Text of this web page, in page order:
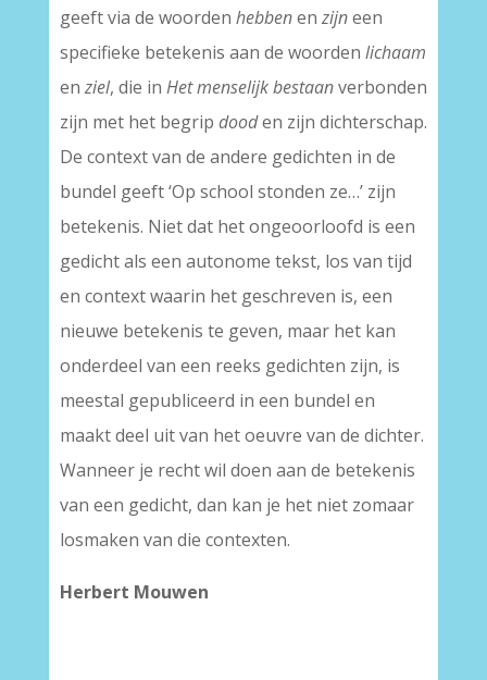
geeft via de woorden hebbenen zijneen
specifieke betekenis aan de woorden lichaam
en ziel, die in Het menselijk bestaanverbonden
zijn met het begrip dooden zijn dichterschap.
De context van de andere gedichten in de
bundel geeft ‘Op school stonden ze…’ zijn
betekenis. Niet dat het ongeoorloofd is een
gedicht als een autonome tekst, los van tijd
en context waarin het geschreven is, een
nieuwe betekenis te geven, maar het kan
onderdeel van een reeks gedichten zijn, is
meestal gepubliceerd in een bundel en
maakt deel uit van het oeuvre van de dichter.
Wanneer je recht wil doen aan de betekenis
van een gedicht, dan kan je het niet zomaar
losmaken van die contexten.
Herbert Mouwen